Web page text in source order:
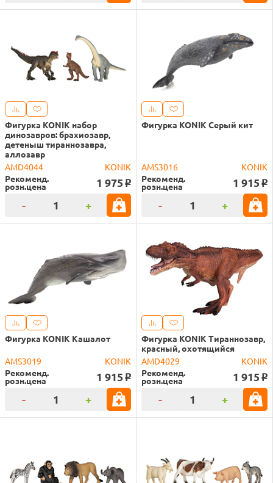
Фигурка KONIK набор
динозавров: брахиозавр,
детеныш тираннозавра,
аллозавр
AMD4044
KONIK
Рекоменд.
розн.цена 1 975 o
- +
Фигурка KONIK Серый кит
AMS3016
KONIK
Рекоменд.
розн.цена 1 915 o
- +
Фигурка KONIK Кашалот
AMS3019
KONIK
Рекоменд.
розн.цена 1 915 o
- +
Фигурка KONIK Тираннозавр,
красный, охотящийся
AMD4029
KONIK
Рекоменд.
розн.цена 1 915 o
- +